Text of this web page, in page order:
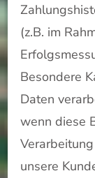
(z.B. im
Besondere
Daten
wenn diese
unsere